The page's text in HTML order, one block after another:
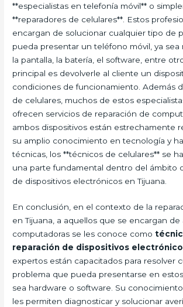
**especialistas en telefonía móvil** o
**reparadores de celulares**. Estos
encargan de solucionar cualquier tipo de
pueda presentar un teléfono móvil, ya sea
la pantalla, la batería, el software, entre
principal es devolverle al cliente un
condiciones de funcionamiento. Además
de celulares, muchos de estos
ofrecen servicios de reparación de
ambos dispositivos están estrechamente
su amplio conocimiento en tecnología y
técnicas, los **técnicos de celulares** se
una parte fundamental dentro del ámbito
de dispositivos electrónicos en Tijuana.
En conclusión, en el contexto de la
en Tijuana, a aquellos que se encargan de
computadoras se les conoce como
reparación de dispositivos
expertos están capacitados para resolver
problema que pueda presentarse en
sea hardware o software. Su
les permiten diagnosticar y solucionar